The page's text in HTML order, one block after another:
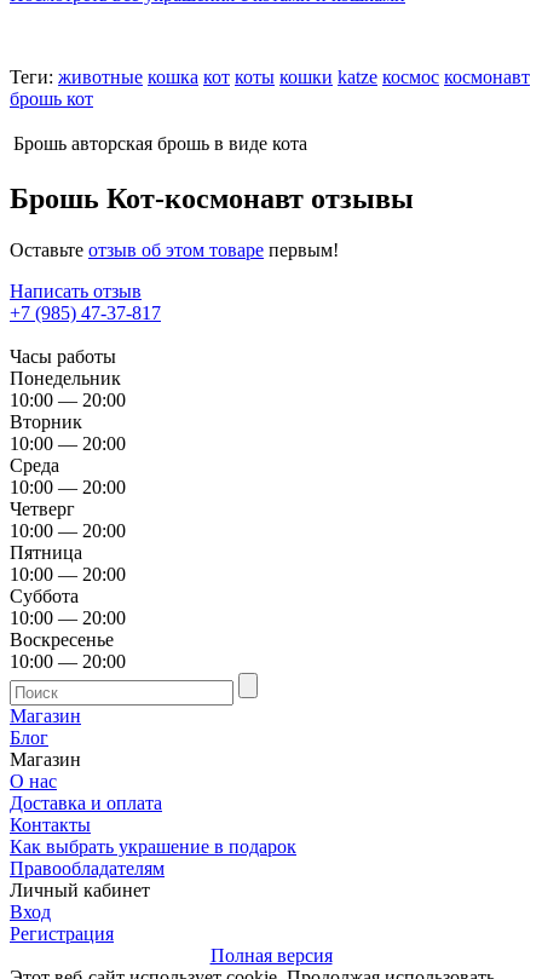
Теги: животные кошка кот коты кошки katze космос космонавт
брошь кот
Брошь авторская брошь в виде кота
Брошь Кот-космонавт отзывы
Оставьте отзыв об этом товаре первым!
Написать отзыв
+7 (985) 47-37-817
Часы работы
Понедельник
10:00 — 20:00
Вторник
10:00 — 20:00
Среда
10:00 — 20:00
Четверг
10:00 — 20:00
Пятница
10:00 — 20:00
Суббота
10:00 — 20:00
Воскресенье
10:00 — 20:00
Магазин
Блог
Магазин
О нас
Доставка и оплата
Контакты
Как выбрать украшение в подарок
Правообладателям
Личный кабинет
Вход
Регистрация
Полная версия